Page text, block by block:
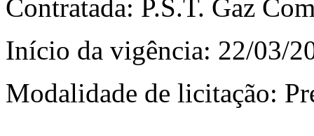
Contratada: P.S.T. Gaz
Início da vigência: 22/03/
Modalidade de licitação: